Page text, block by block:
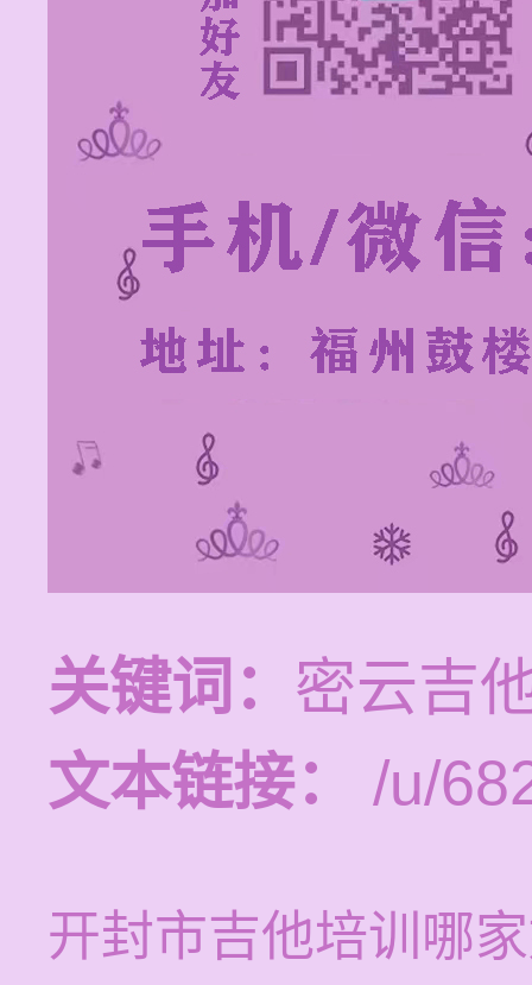
关键词： 密云吉
文本链接：
/u/
开封市吉他培训哪